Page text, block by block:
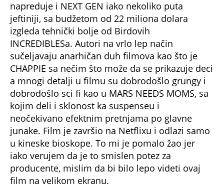
napreduje i NEXT GEN iako nekoliko puta
jeftiniji, sa budžetom od 22 miliona dolara
izgleda tehnički bolje od Birdovih
INCREDIBLESa. Autori na vrlo lep način
sučeljavaju anarhičan duh filmova kao što je
CHAPPIE sa nečim što može da se prikazuje deci
a mnogi detalji u filmu su dobrodošlo grungy i
dobrodošlo sci fi kao u MARS NEEDS MOMS, sa
kojim deli i sklonost ka suspenseu i
neočekivano efektnim pretnjama po glavne
junake. Film je završio na Netflixu i odlazi samo
u kineske bioskope. To mi je pomalo žao jer
iako verujem da je to smislen potez za
producente, mislim da bi bilo lepo videti ovaj
film na velikom ekranu.